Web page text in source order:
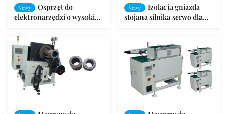
Nowy
Osprzęt do
elektronarzędzi o wysokiej
komór izolacyjnych SMT -
CW300
Nowy
Izolacja gniazda
stojana silnika serwo dla